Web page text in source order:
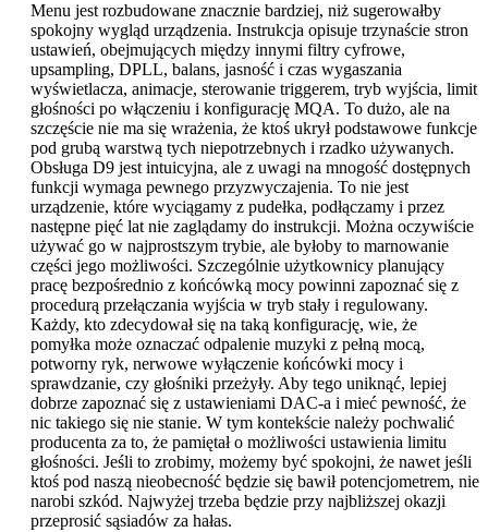
Menu jest rozbudowane znacznie bardziej, niż sugerowałby
spokojny wygląd urządzenia. Instrukcja opisuje trzynaście stron
ustawień, obejmujących między innymi filtry cyfrowe,
upsampling, DPLL, balans, jasność i czas wygaszania
wyświetlacza, animacje, sterowanie triggerem, tryb wyjścia, limit
głośności po włączeniu i konfigurację MQA. To dużo, ale na
szczęście nie ma się wrażenia, że ktoś ukrył podstawowe funkcje
pod grubą warstwą tych niepotrzebnych i rzadko używanych.
Obsługa D9 jest intuicyjna, ale z uwagi na mnogość dostępnych
funkcji wymaga pewnego przyzwyczajenia. To nie jest
urządzenie, które wyciągamy z pudełka, podłączamy i przez
następne pięć lat nie zaglądamy do instrukcji. Można oczywiście
używać go w najprostszym trybie, ale byłoby to marnowanie
części jego możliwości. Szczególnie użytkownicy planujący
pracę bezpośrednio z końcówką mocy powinni zapoznać się z
procedurą przełączania wyjścia w tryb stały i regulowany.
Każdy, kto zdecydował się na taką konfigurację, wie, że
pomyłka może oznaczać odpalenie muzyki z pełną mocą,
potworny ryk, nerwowe wyłączenie końcówki mocy i
sprawdzanie, czy głośniki przeżyły. Aby tego uniknąć, lepiej
dobrze zapoznać się z ustawieniami DAC-a i mieć pewność, że
nic takiego się nie stanie. W tym kontekście należy pochwalić
producenta za to, że pamiętał o możliwości ustawienia limitu
głośności. Jeśli to zrobimy, możemy być spokojni, że nawet jeśli
ktoś pod naszą nieobecność będzie się bawił potencjometrem, nie
narobi szkód. Najwyżej trzeba będzie przy najbliższej okazji
przeprosić sąsiadów za hałas.